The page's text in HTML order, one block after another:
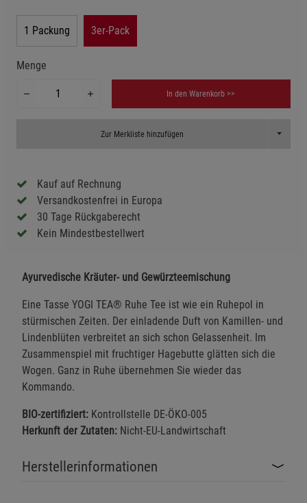
1 Packung 3er-Pack
Menge
In den Warenkorb >>
Zur Merkliste hinzufügen Toggle
Kauf auf Rechnung
Versandkostenfrei in Europa
30 Tage Rückgaberecht
Kein Mindestbestellwert
Ayurvedische Kräuter- und Gewürzteemischung
Eine Tasse YOGI TEA® Ruhe Tee ist wie ein Ruhepol in
stürmischen Zeiten. Der einladende Duft von Kamillen- und
Lindenblüten verbreitet an sich schon Gelassenheit. Im
Zusammenspiel mit fruchtiger Hagebutte glätten sich die
Wogen. Ganz in Ruhe übernehmen Sie wieder das
Kommando.
BIO-zertifiziert: Kontrollstelle DE-ÖKO-005
Herkunft der Zutaten: Nicht-EU-Landwirtschaft
Herstellerinformationen